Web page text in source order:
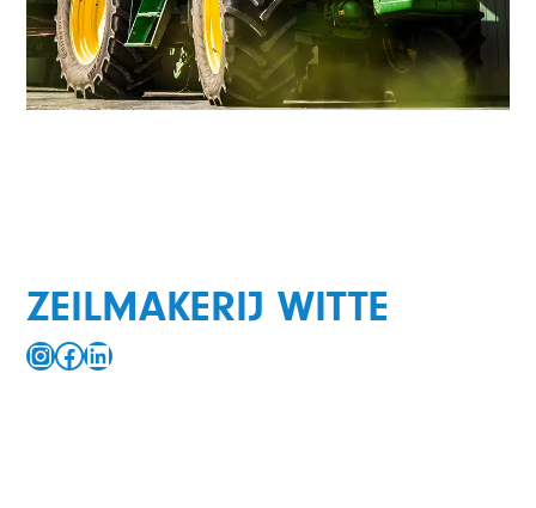
ZEILMAKERIJ WITTE
InstagramFacebook LinkedIn